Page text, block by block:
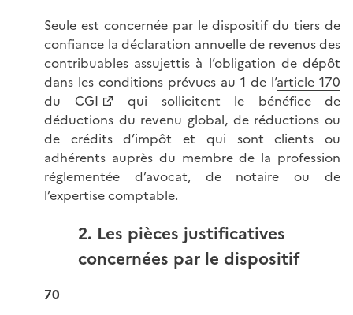
Seule est concernée par le dispositif du tiers de
confiance la déclaration annuelle de revenus des
contribuables assujettis à l’obligation de dépôt
dans les conditions prévues au 1 de l’article 170
du CGI
qui sollicitent le bénéfice de
déductions du revenu global, de réductions ou
de crédits d’impôt et qui sont clients ou
adhérents auprès du membre de la profession
réglementée d’avocat, de notaire ou de
l’expertise comptable.
2. Les pièces justificatives
concernées par le dispositif
70